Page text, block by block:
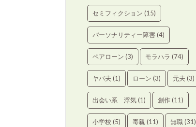
セミフィクション (15)
パーソナリティー障害(4)
ペアローン (3) モラハラ (74)
ヤバ夫 (1) ローン (3) 元夫 (3)
出会い系 浮気(1) 創作(11)
小学校 (5) 毒親 (11) 無職(31)